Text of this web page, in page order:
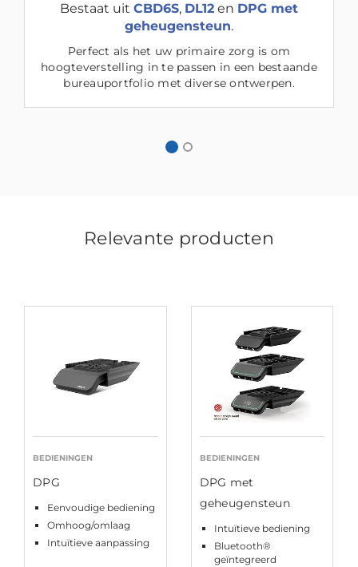
Bestaat uit CBD6S, DL12 en DPG met
geheugensteun.
Perfect als het uw primaire zorg is om
hoogteverstelling in te passen in een bestaande
bureauportfolio met diverse ontwerpen.
Relevante producten
BEDIENINGEN
DPG
Eenvoudige bediening
Omhoog/omlaag
Intuïtieve aanpassing
BEDIENINGEN
DPG met
geheugensteun
Intuïtieve bediening
Bluetooth®
geïntegreerd